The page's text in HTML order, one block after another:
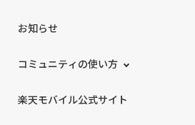
お知らせ
コミュニティの使い方
楽天モバイル公式サイト